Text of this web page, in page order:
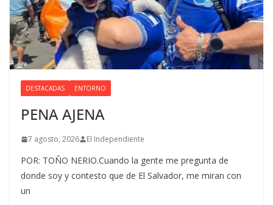
DESTACADAS ENTORNO
PENA AJENA
7 agosto, 2026 El Independiente
POR: TOÑO NERIO.Cuando la gente me pregunta de
donde soy y contesto que de El Salvador, me miran con
un